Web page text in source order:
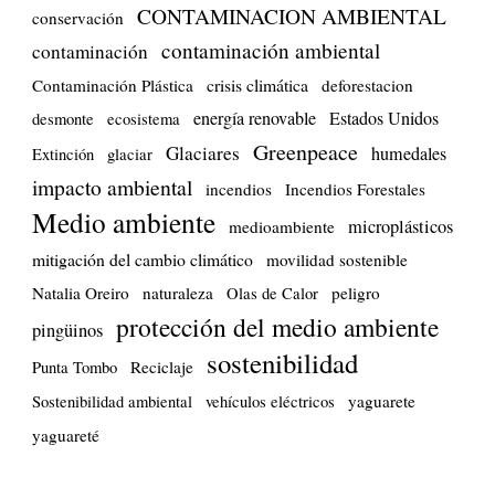
conservación
CONTAMINACION AMBIENTAL
contaminación contaminación ambiental
Contaminación Plástica crisis climática deforestacion
desmonte ecosistema energía renovable Estados Unidos
Extinción glaciar Glaciares Greenpeace humedales
impacto ambiental incendios Incendios Forestales
Medio ambiente medioambiente microplásticos
mitigación del cambio climático
movilidad sostenible
Natalia Oreiro
naturaleza Olas de Calor peligro
pingüinos protección del medio ambiente
Punta Tombo Reciclaje sostenibilidad
Sostenibilidad ambiental vehículos eléctricos
yaguarete
yaguareté